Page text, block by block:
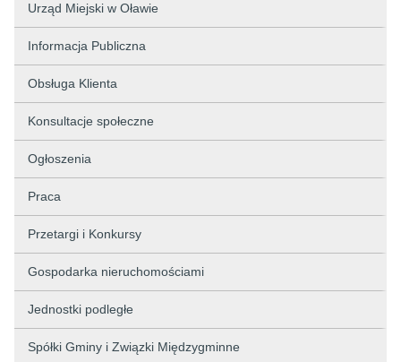
Urząd Miejski w Oławie
Informacja Publiczna
Obsługa Klienta
Konsultacje społeczne
Ogłoszenia
Praca
Przetargi i Konkursy
Gospodarka nieruchomościami
Jednostki podległe
Spółki Gminy i Związki Międzygminne